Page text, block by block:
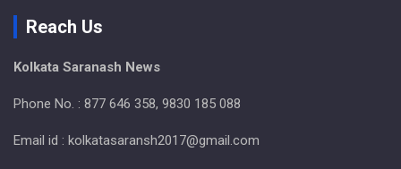
Reach Us
Kolkata Saranash News
Phone No. : 877 646 358, 9830 185 088
Email id : kolkatasaransh2017@gmail.com